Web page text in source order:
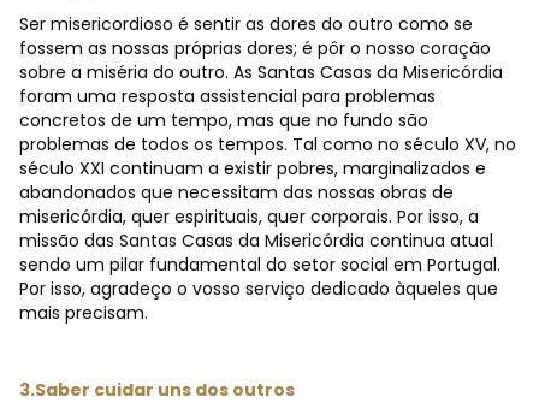
Ser misericordioso é sentir as dores do outro como se
fossem as nossas próprias dores; é pôr o nosso coração
sobre a miséria do outro. As Santas Casas da Misericórdia
foram uma resposta assistencial para problemas
concretos de um tempo, mas que no fundo são
problemas de todos os tempos. Tal como no século XV, no
século XXI continuam a existir pobres, marginalizados e
abandonados que necessitam das nossas obras de
misericórdia, quer espirituais, quer corporais. Por isso, a
missão das Santas Casas da Misericórdia continua atual
sendo um pilar fundamental do setor social em Portugal.
Por isso, agradeço o vosso serviço dedicado àqueles que
mais precisam.
3.Saber cuidar uns dos outros